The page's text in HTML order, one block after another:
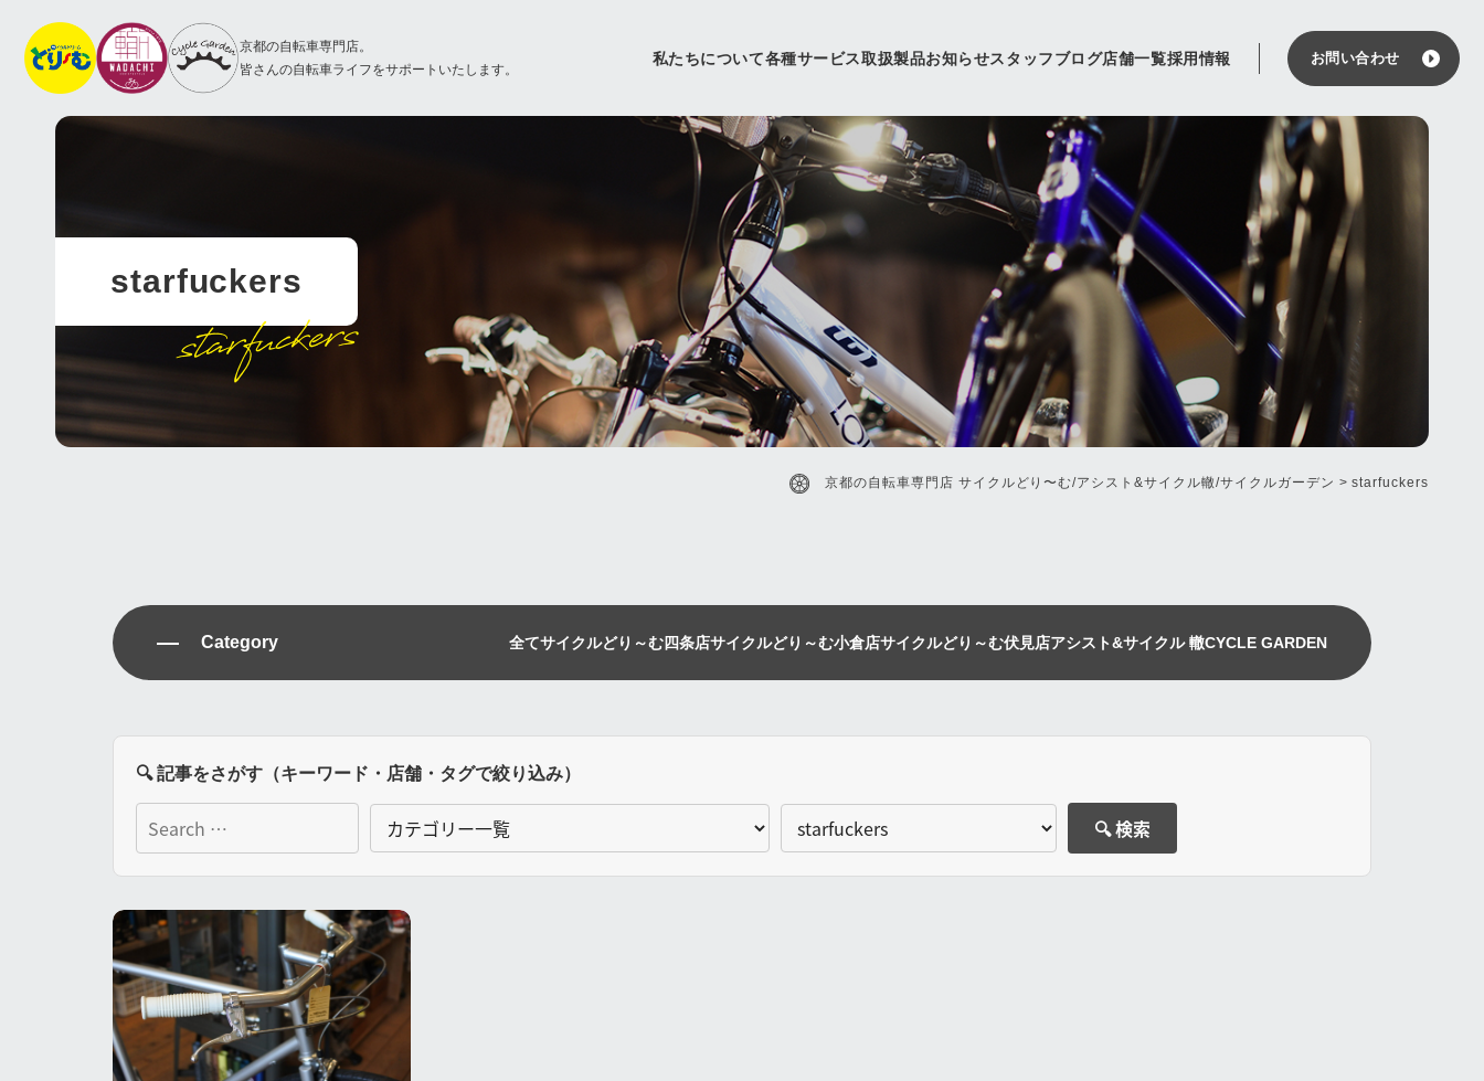
京都の自転車専門店。
皆さんの自転車ライフをサポートいたします。
私たちについて各種サービス取扱製品お知らせスタッフブログ店舗一覧採用情報 お問い合わせ
starfuckers
starfuckers
京都の自転車専門店 サイクルどり〜む/アシスト&サイクル轍/サイクルガーデン >starfuckers
Category 全てサイクルどり～む四条店サイクルどり～む小倉店サイクルどり～む伏見店アシスト&サイクル 轍CYCLE GARDEN